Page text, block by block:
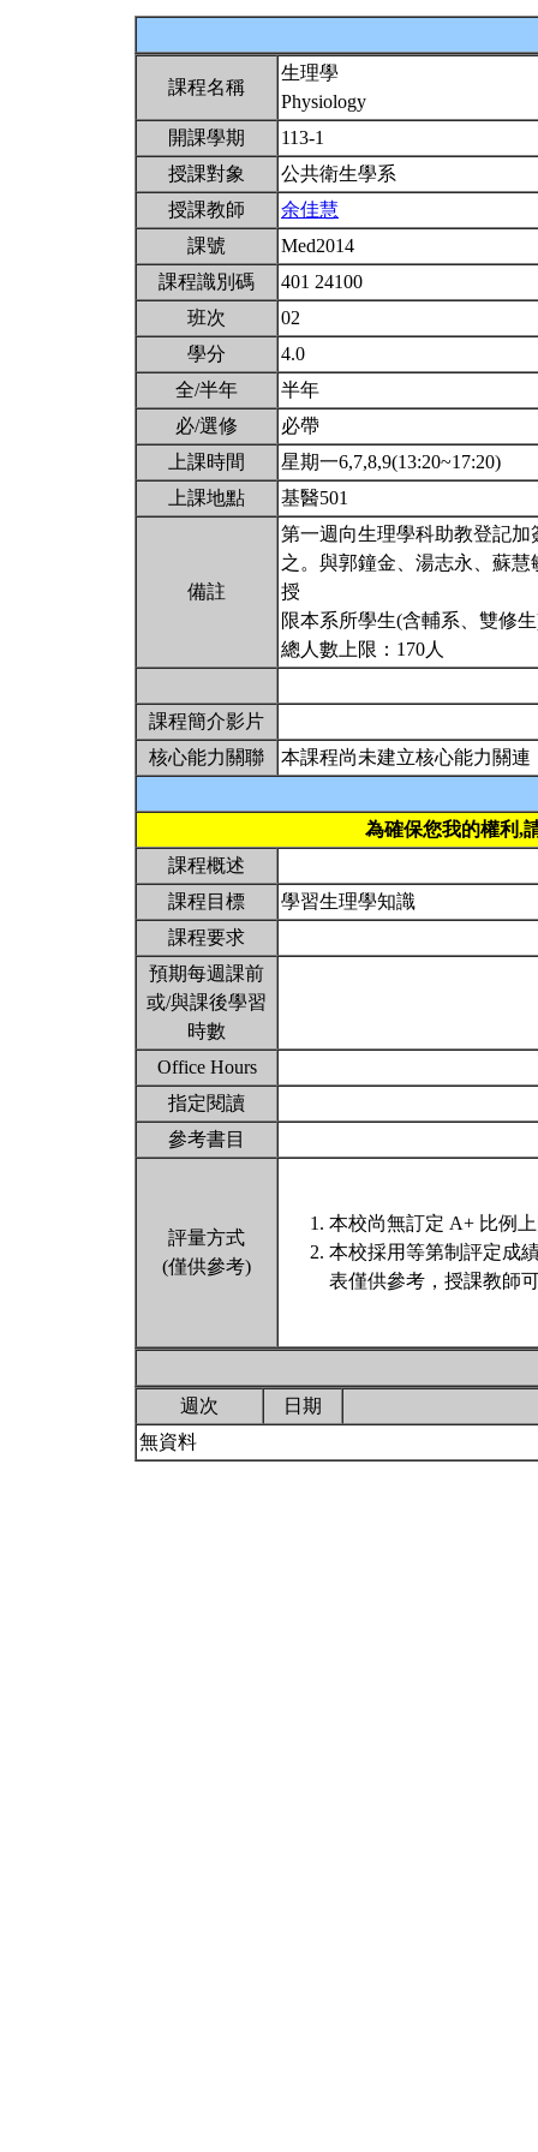
課程名稱
生理學
Physiology
開課學期
113-1
授課對象
公共衛生學系
授課教師
余佳慧
課號
Med2014
課程識別碼
401 24100
班次
02
學分
4.0
全/半年
半年
必/選修
必帶
上課時間
星期一6,7,8,9(13:20~17:20)
上課地點
基醫501
備註
第一週向生理學科助教登記
之。與郭鐘金、湯志永、蘇
授
限本系所學生(含輔系、雙修
總人數上限：170人
課程簡介影片
核心能力關聯
本課程尚未建立核心能力關連
為確保您我的權利,
課程概述
課程目標
學習生理學知識
課程要求
預期每週課前
或/與課後學習
時數
Office Hours
指定閱讀
參考書目
評量方式
(僅供參考)
本校尚無訂定 A+ 比例
本校採用等第制評定成
表僅供參考，授課教師
週次
日期
無資料